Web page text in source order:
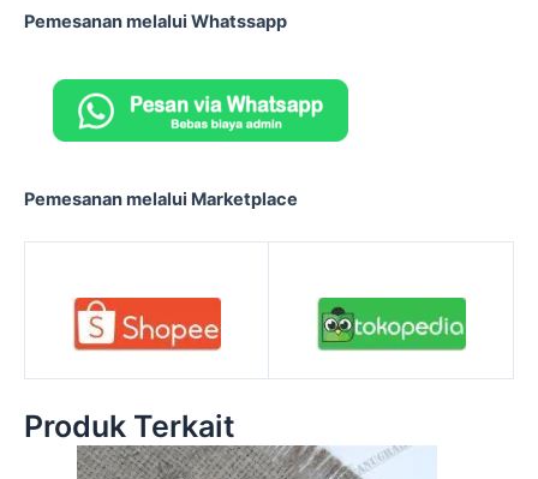
Pemesanan melalui Whatssapp
Pemesanan melalui Marketplace
Produk Terkait